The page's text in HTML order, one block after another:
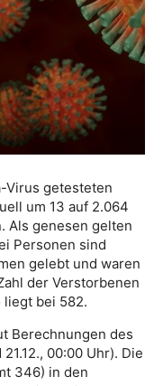
Virus getesteten
um 13 auf 2.064
Als genesen gelten
Personen sind
gelebt und waren
der Verstorbenen
liegt bei 582.
Berechnungen des
00:00 Uhr). Die
346) in den